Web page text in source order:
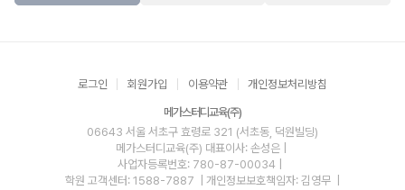
로그인 회원가입 이용약관 개인정보처리방침
메가스터디교육(주)
06643 서울 서초구 효령로 321 (서초동, 덕원빌딩)
메가스터디교육(주) 대표이사: 손성은 |
사업자등록번호: 780-87-00034
학원 고객센터: 1588-7887
| 개인정보보호책임자: 김영무